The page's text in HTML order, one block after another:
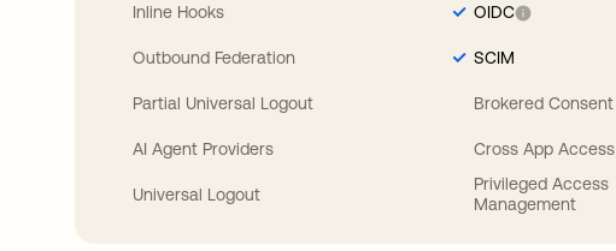
Inline Hooks
Outbound Federation
Partial Universal Logout
AI Agent Providers
Universal Logout
OIDC
SCIM
Brokered Consent
Cross App Access
Privileged Access
Management